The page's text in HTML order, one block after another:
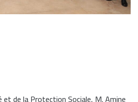
de la Protection Sociale, M. Amine